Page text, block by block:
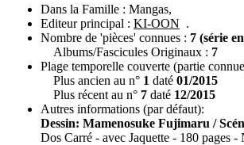
Dans la Famille : Mangas,
Editeur principal : KI-OON .
Nombre de 'pièces' connues : 7 (série
Albums/Fascicules Originaux : 7
Plage temporelle couverte (partie
Plus ancien au n° 1 daté 01/2015
Plus récent au n° 7 daté 12/2015
Autres informations (par défaut):
Dessin: Mamenosuke Fujimaru /
Dos Carré - avec Jaquette - 180 pages